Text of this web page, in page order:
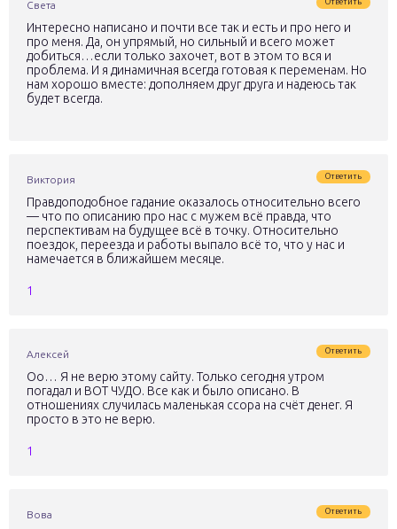
Света Ответить
Интересно написано и почти все так и есть и про него и
про меня. Да, он упрямый, но сильный и всего может
добиться…если только захочет, вот в этом то вся и
проблема. И я динамичная всегда готовая к переменам. Но
нам хорошо вместе: дополняем друг друга и надеюсь так
будет всегда.
Виктория Ответить
Правдоподобное гадание оказалось относительно всего
— что по описанию про нас с мужем всё правда, что
перспективам на будущее всё в точку. Относительно
поездок, переезда и работы выпало всё то, что у нас и
намечается в ближайшем месяце.
1
Алексей Ответить
Оо… Я не верю этому сайту. Только сегодня утром
погадал и ВОТ ЧУДО. Все как и было описано. В
отношениях случилась маленькая ссора на счёт денег. Я
просто в это не верю.
1
Вова Ответить